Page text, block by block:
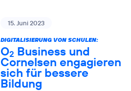
15. Juni 2023
DIGITALISIERUNG VON SCHULEN:
O2 Business und
Cornelsen engagieren
sich für bessere
Bildung